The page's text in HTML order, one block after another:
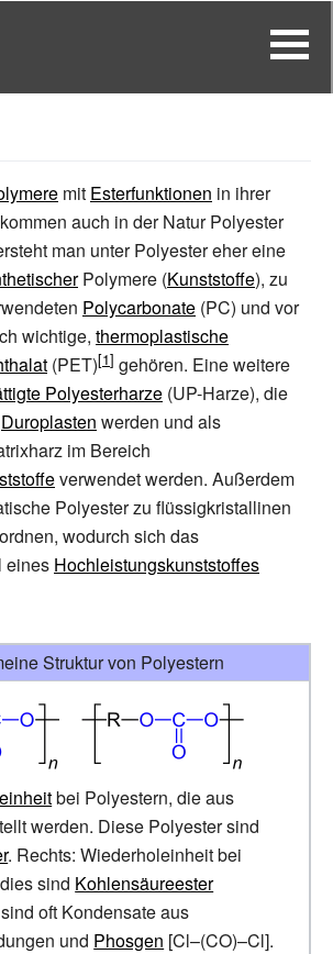
mit Esterfunktionen in ihrer
auch in der Natur Polyester
man unter Polyester eher eine
Polymere (Kunststoffe), zu
Polycarbonate (PC) und vor
wichtige, thermoplastische
(PET)
gehören. Eine weitere
Polyesterharze (UP-Harze), die
Duroplasten werden und als
im Bereich
verwendet werden. Außerdem
Polyester zu flüssigkristallinen
wodurch sich das
eines Hochleistungskunststoffes
Struktur von Polyestern
bei Polyestern, die aus
werden. Diese Polyester sind
. Rechts: Wiederholeinheit bei
sind Kohlensäureester
oft Kondensate aus
und Phosgen [Cl–(CO)–Cl].